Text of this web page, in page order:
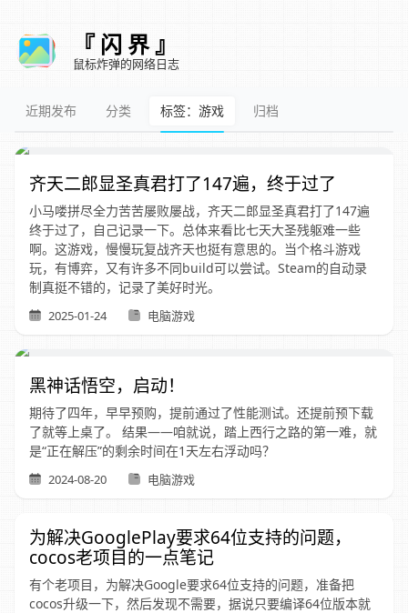
『 闪 界 』
鼠标炸弹的网络日志
近期发布 分类 标签：游戏 归档
齐天二郎显圣真君打了147遍，终于过了
小马喽拼尽全力苦苦屡败屡战，齐天二郎显圣真君打了147遍
终于过了，自己记录一下。总体来看比七天大圣残躯难一些
啊。这游戏，慢慢玩复战齐天也挺有意思的。当个格斗游戏
玩，有博弈，又有许多不同build可以尝试。Steam的自动录
制真挺不错的，记录了美好时光。
2025-01-24 电脑游戏
黑神话悟空，启动！
期待了四年，早早预购，提前通过了性能测试。还提前预下载
了就等上桌了。 结果——咱就说，踏上西行之路的第一难，就
是“正在解压”的剩余时间在1天左右浮动吗？
2024-08-20 电脑游戏
为解决GooglePlay要求64位支持的问题，
cocos老项目的一点笔记
有个老项目，为解决Google要求64位支持的问题，准备把
cocos升级一下，然后发现不需要，据说只要编译64位版本就